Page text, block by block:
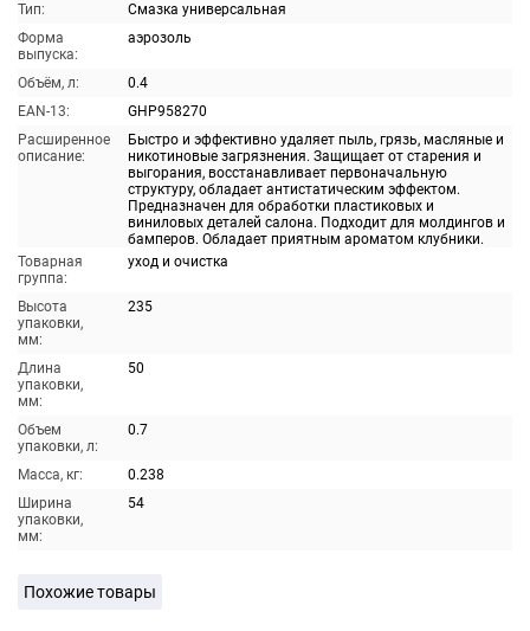
Тип:
Смазка универсальная
Форма
выпуска:
аэрозоль
Объём, л:
0.4
EAN-13:
GHP958270
Расширенное
описание:
Быстро и эффективно удаляет пыль, грязь, масляные и
никотиновые загрязнения. Защищает от старения и
выгорания, восстанавливает первоначальную
структуру, обладает антистатическим эффектом.
Предназначен для обработки пластиковых и
виниловых деталей салона. Подходит для молдингов и
бамперов. Обладает приятным ароматом клубники.
Товарная
группа:
уход и очистка
Высота
упаковки,
мм:
235
Длина
упаковки,
мм:
50
Объем
упаковки, л:
0.7
Масса, кг:
0.238
Ширина
упаковки,
мм:
54
Похожие товары